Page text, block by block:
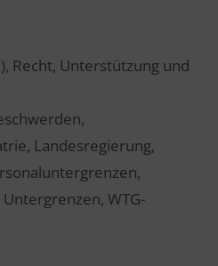
, Recht, Unterstützung und
,
, Landesregierung,
,
Untergrenzen, WTG-